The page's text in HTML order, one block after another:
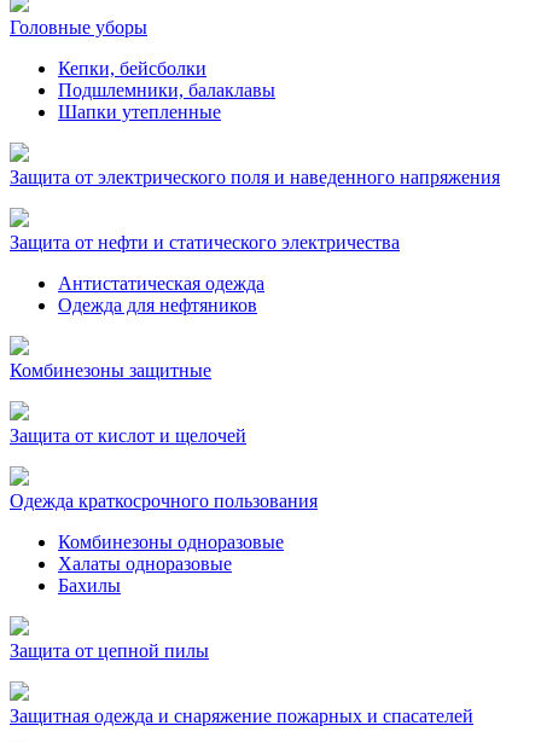
Головные уборы
Кепки, бейсболки
Подшлемники, балаклавы
Шапки утепленные
Защита от электрического поля и наведенного напряжения
Защита от нефти и статического электричества
Антистатическая одежда
Одежда для нефтяников
Комбинезоны защитные
Защита от кислот и щелочей
Одежда краткосрочного пользования
Комбинезоны одноразовые
Халаты одноразовые
Бахилы
Защита от цепной пилы
Защитная одежда и снаряжение пожарных и спасателей